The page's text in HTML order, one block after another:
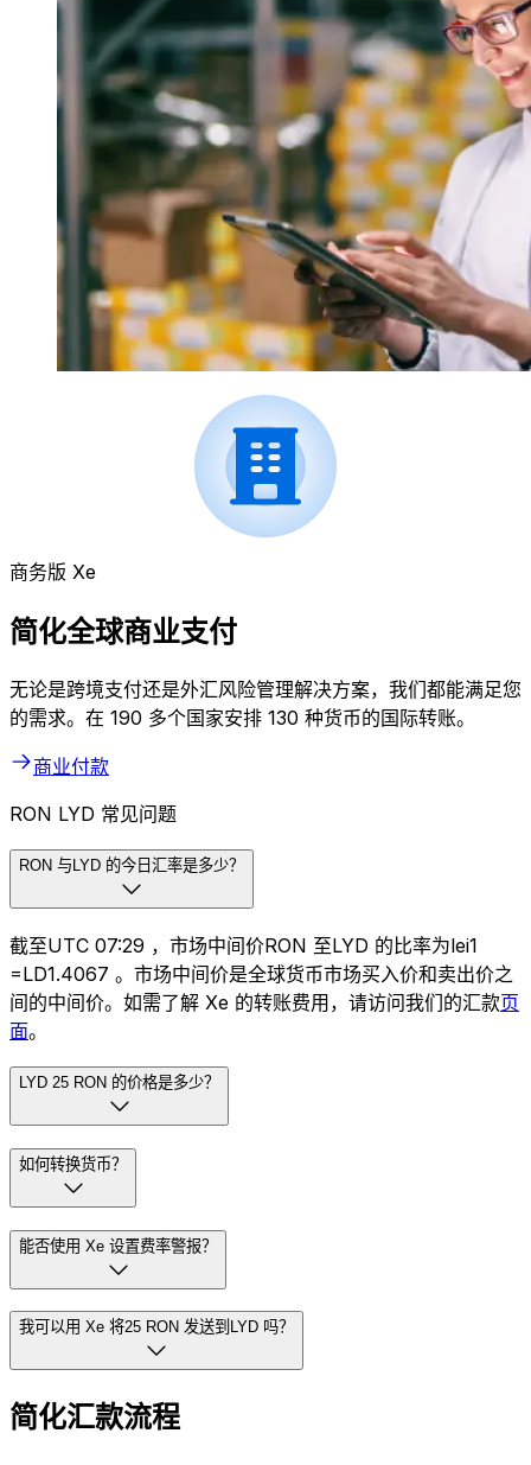
商务版 Xe
简化全球商业支付
无论是跨境支付还是外汇风险管理解决方案，我们都能满足您
的需求。在 190 多个国家安排 130 种货币的国际转账。
商业付款
RON LYD 常见问题
RON 与LYD 的今日汇率是多少？
截至UTC 07:29 ，市场中间价RON 至LYD 的比率为lei1
=LD1.4067 。市场中间价是全球货币市场买入价和卖出价之
间的中间价。如需了解 Xe 的转账费用，请访问我们的汇款页
面。
LYD 25 RON 的价格是多少？
如何转换货币？
能否使用 Xe 设置费率警报？
我可以用 Xe 将25 RON 发送到LYD 吗？
简化汇款流程